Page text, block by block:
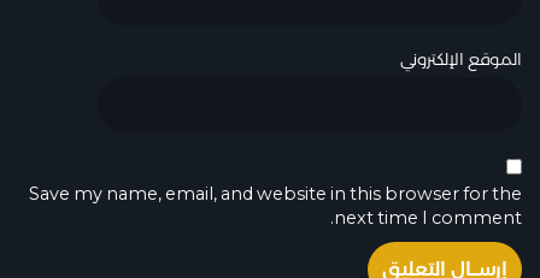
الموقع الإلكتروني
Save my name, email, and website in this browser for the
next time I comment.